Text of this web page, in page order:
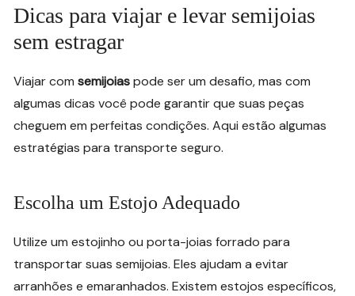
Dicas para viajar e levar semijoias
sem estragar
Viajar comsemijoiaspode ser um desafio, mas com
algumas dicas você pode garantir que suas peças
cheguem em perfeitas condições. Aqui estão algumas
estratégias para transporte seguro.
Escolha um Estojo Adequado
Utilize um estojinho ou porta-joias forrado para
transportar suas semijoias. Eles ajudam a evitar
arranhões e emaranhados. Existem estojos específicos,